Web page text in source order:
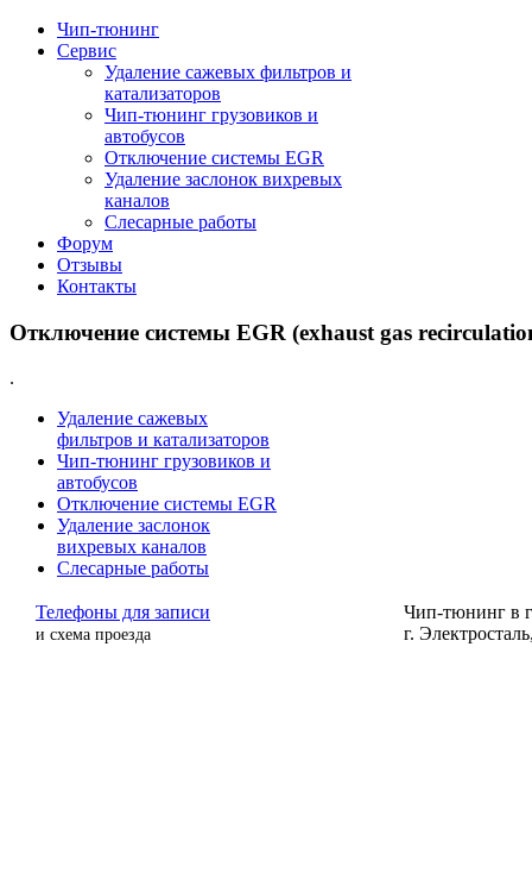
Чип-тюнинг
Сервис
Удаление сажевых фильтров и
катализаторов
Чип-тюнинг грузовиков и
автобусов
Отключение системы EGR
Удаление заслонок вихревых
каналов
Слесарные работы
Форум
Отзывы
Контакты
Отключение системы EGR (exhaust gas
.
Удаление сажевых
фильтров и катализаторов
Чип-тюнинг грузовиков и
автобусов
Отключение системы EGR
Удаление заслонок
вихревых каналов
Слесарные работы
Телефоны для записи
и схема проезда
Чип-тюнинг в
г.